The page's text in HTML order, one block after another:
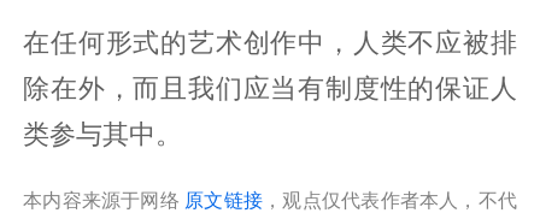
在任何形式的艺术创作中，人类不应被排
除在外，而且我们应当有制度性的保证人
类参与其中。
本内容来源于网络 原文链接 ，观点仅代表作者本人，不代